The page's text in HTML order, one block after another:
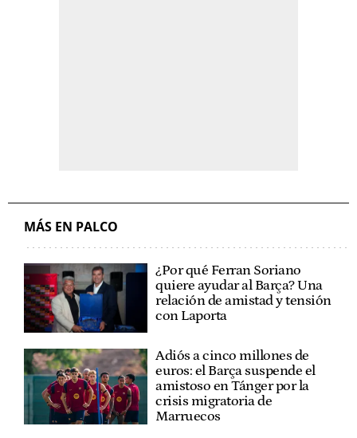
MÁS EN PALCO
¿Por qué Ferran Soriano
quiere ayudar al Barça? Una
relación de amistad y tensión
con Laporta
Adiós a cinco millones de
euros: el Barça suspende el
amistoso en Tánger por la
crisis migratoria de
Marruecos